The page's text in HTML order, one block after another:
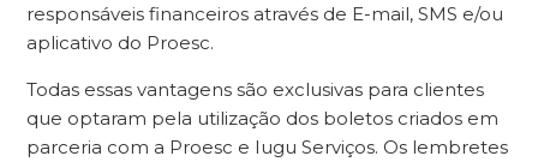
responsáveis financeiros através de E-mail, SMS e/ou
aplicativo do Proesc.
Todas essas vantagens são exclusivas para clientes
que optaram pela utilização dos boletos criados em
parceria com a Proesc e Iugu Serviços. Os lembretes